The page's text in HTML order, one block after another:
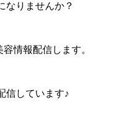
なりませんか？
情報配信します。
信しています♪